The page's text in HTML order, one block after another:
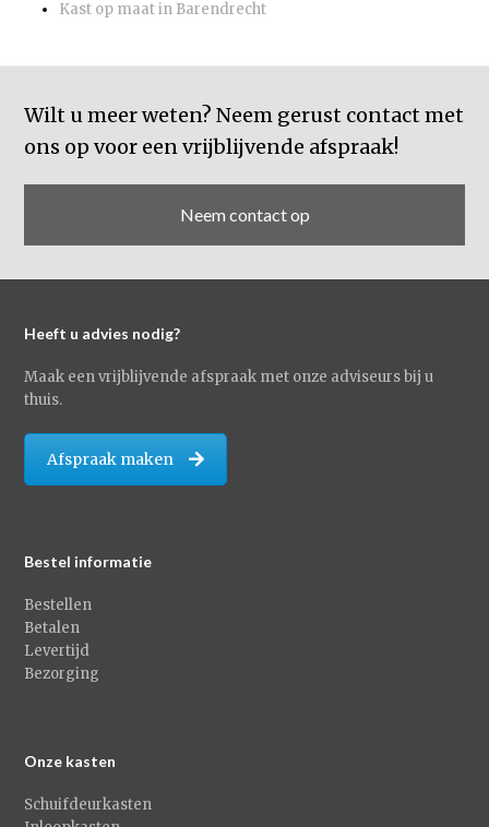
Kast op maat in Barendrecht
Wilt u meer weten? Neem gerust contact met
ons op voor een vrijblijvende afspraak!
Neem contact op
Heeft u advies nodig?
Maak een vrijblijvende afspraak met onze adviseurs bij u
thuis.
Afspraak maken
Bestel informatie
Bestellen
Betalen
Levertijd
Bezorging
Onze kasten
Schuifdeurkasten